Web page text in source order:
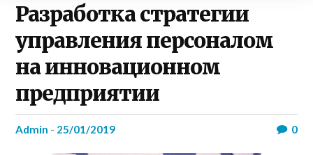
Разработка стратегии
управления персоналом
на инновационном
предприятии
admin - 25/01/2019 0